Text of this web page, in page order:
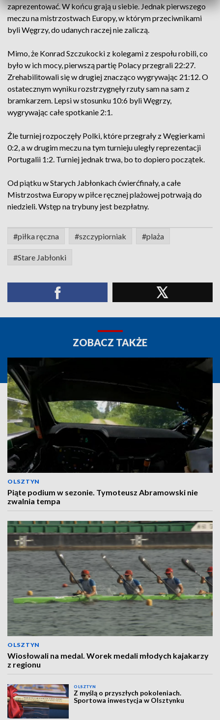
zaprezentować. W końcu grają u siebie. Jednak pierwszego
meczu na mistrzostwach Europy, w którym przeciwnikami
byli Węgrzy, do udanych raczej nie zaliczą.
Mimo, że Konrad Szczukocki z kolegami z zespołu robili, co
było w ich mocy, pierwszą partię Polacy przegrali 22:27.
Zrehabilitowali się w drugiej znacząco wygrywając 21:12. O
ostatecznym wyniku rozstrzygnęły rzuty sam na sam z
bramkarzem. Lepsi w stosunku 10:6 byli Węgrzy,
wygrywając całe spotkanie 2:1.
Źle turniej rozpoczęły Polki, które przegrały z Węgierkami
0:2, a w drugim meczu na tym turnieju uległy reprezentacji
Portugalii 1:2. Turniej jednak trwa, bo to dopiero początek.
Od piątku w Starych Jabłonkach ćwierćfinały, a całe
Mistrzostwa Europy w piłce ręcznej plażowej potrwają do
niedzieli. Wstęp na trybuny jest bezpłatny.
#piłka ręczna #szczypiorniak #plaża
#Stare Jabłonki
ZOBACZ TAKŻE
OLSZTYN
Piąte podium w sezonie. Tymoteusz Abramowski nie
zwalnia tempa
OLSZTYN
Wiosłowali na medal. Worek medali młodych kajakarzy
z regionu
OLSZTYN
Z myślą o przyszłych pokoleniach.
Sportowa inwestycja w Olsztynku